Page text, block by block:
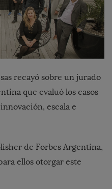
recayó sobre un jurado
que evaluó los casos
escala e
de Forbes Argentina,
ellos otorgar este